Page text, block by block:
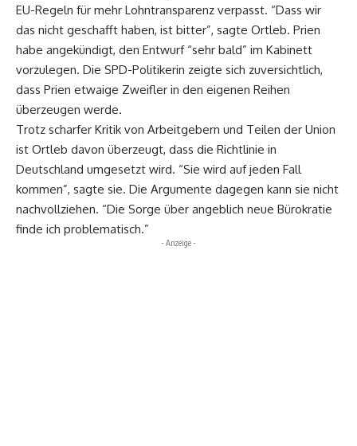
EU-Regeln für mehr Lohntransparenz verpasst. “Dass wir
das nicht geschafft haben, ist bitter”, sagte Ortleb. Prien
habe angekündigt, den Entwurf “sehr bald” im Kabinett
vorzulegen. Die SPD-Politikerin zeigte sich zuversichtlich,
dass Prien etwaige Zweifler in den eigenen Reihen
überzeugen werde.
Trotz scharfer Kritik von Arbeitgebern und Teilen der Union
ist Ortleb davon überzeugt, dass die Richtlinie in
Deutschland umgesetzt wird. “Sie wird auf jeden Fall
kommen”, sagte sie. Die Argumente dagegen kann sie nicht
nachvollziehen. “Die Sorge über angeblich neue Bürokratie
finde ich problematisch.”
- Anzeige -